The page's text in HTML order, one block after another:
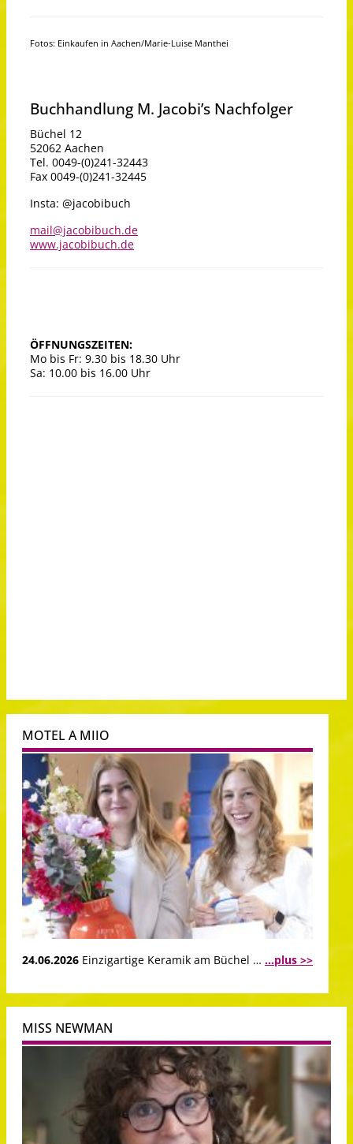
Fotos: Einkaufen in Aachen/Marie-Luise Manthei
Buchhandlung M. Jacobi’s Nachfolger
Büchel 12
52062 Aachen
Tel. 0049-(0)241-32443
Fax 0049-(0)241-32445
Insta: @jacobibuch
mail@jacobibuch.de
www.jacobibuch.de
ÖFFNUNGSZEITEN:
Mo bis Fr: 9.30 bis 18.30 Uhr
Sa: 10.00 bis 16.00 Uhr
MOTEL A MIIO
24.06.2026 Einzigartige Keramik am Büchel … ...plus >>
MISS NEWMAN